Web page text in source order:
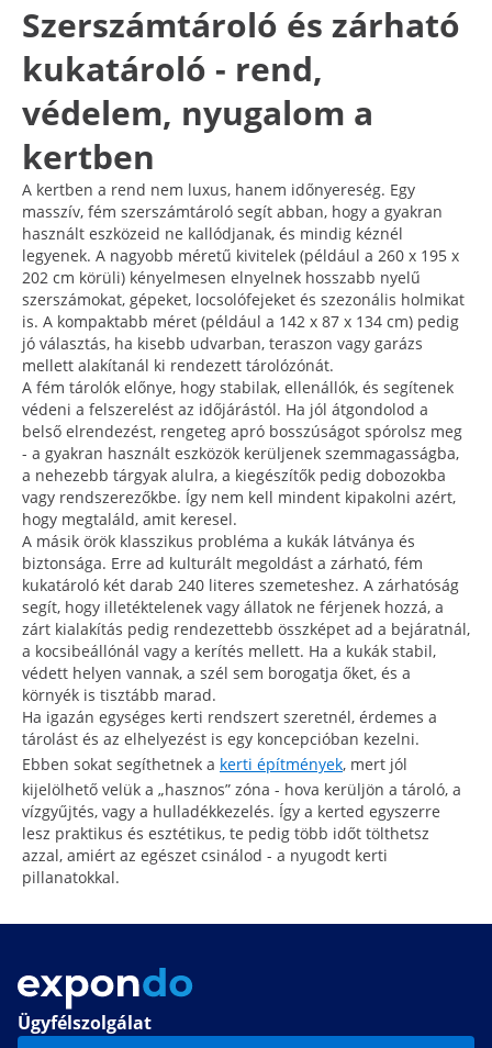
Szerszámtároló és zárható
kukatároló - rend,
védelem, nyugalom a
kertben
A kertben a rend nem luxus, hanem időnyereség. Egy
masszív, fém szerszámtároló segít abban, hogy a gyakran
használt eszközeid ne kallódjanak, és mindig kéznél
legyenek. A nagyobb méretű kivitelek (például a 260 x 195 x
202 cm körüli) kényelmesen elnyelnek hosszabb nyelű
szerszámokat, gépeket, locsolófejeket és szezonális holmikat
is. A kompaktabb méret (például a 142 x 87 x 134 cm) pedig
jó választás, ha kisebb udvarban, teraszon vagy garázs
mellett alakítanál ki rendezett tárolózónát.
A fém tárolók előnye, hogy stabilak, ellenállók, és segítenek
védeni a felszerelést az időjárástól. Ha jól átgondolod a
belső elrendezést, rengeteg apró bosszúságot spórolsz meg
- a gyakran használt eszközök kerüljenek szemmagasságba,
a nehezebb tárgyak alulra, a kiegészítők pedig dobozokba
vagy rendszerezőkbe. Így nem kell mindent kipakolni azért,
hogy megtaláld, amit keresel.
A másik örök klasszikus probléma a kukák látványa és
biztonsága. Erre ad kulturált megoldást a zárható, fém
kukatároló két darab 240 literes szemeteshez. A zárhatóság
segít, hogy illetéktelenek vagy állatok ne férjenek hozzá, a
zárt kialakítás pedig rendezettebb összképet ad a bejáratnál,
a kocsibeállónál vagy a kerítés mellett. Ha a kukák stabil,
védett helyen vannak, a szél sem borogatja őket, és a
környék is tisztább marad.
Ha igazán egységes kerti rendszert szeretnél, érdemes a
tárolást és az elhelyezést is egy koncepcióban kezelni.
Ebben sokat segíthetnek a kerti építmények, mert jól
kijelölhető velük a „hasznos” zóna - hova kerüljön a tároló, a
vízgyűjtés, vagy a hulladékkezelés. Így a kerted egyszerre
lesz praktikus és esztétikus, te pedig több időt tölthetsz
azzal, amiért az egészet csinálod - a nyugodt kerti
pillanatokkal.
Ügyfélszolgálat